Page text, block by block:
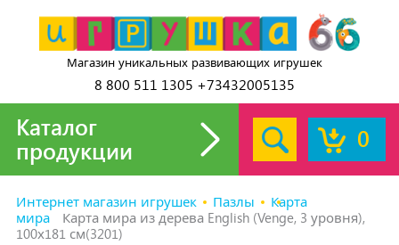
Магазин уникальных развивающих игрушек
8 800 511 1305 +73432005135
0
Каталог
продукции
Интернет магазин игрушек Пазлы
Карта
мира
Карта мира из дерева English (Venge, 3 уровня),
100х181 см(3201)